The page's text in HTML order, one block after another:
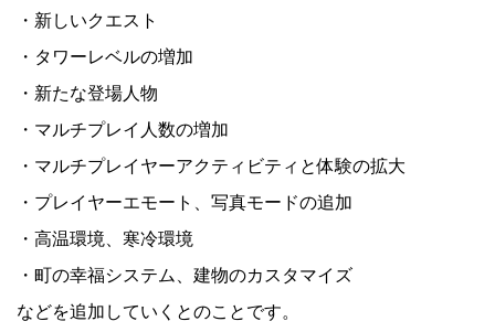
・新しいクエスト
・タワーレベルの増加
・新たな登場人物
・マルチプレイ人数の増加
・マルチプレイヤーアクティビティと体験の拡大
・プレイヤーエモート、写真モードの追加
・高温環境、寒冷環境
・町の幸福システム、建物のカスタマイズ
などを追加していくとのことです。